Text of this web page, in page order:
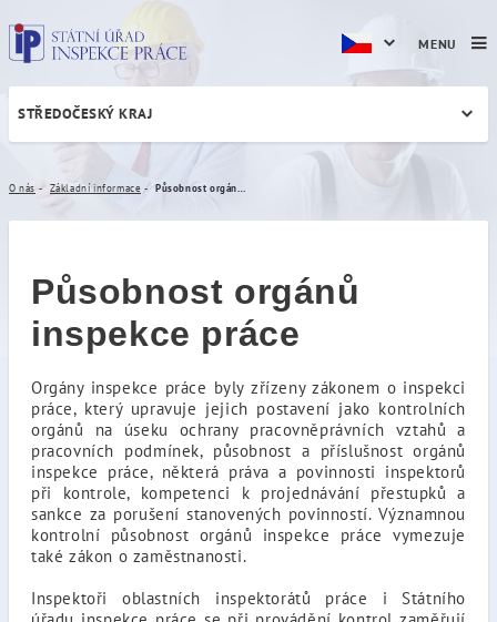
Působnost orgánu
STŘEDOČESKÝ KRAJ
O nás Základní informace
Působnost orgánů
inspekce práce
Orgány inspekce práce byly zřízeny zákonem o inspekci
práce, který upravuje jejich postavení jako kontrolních
orgánů na úseku ochrany pracovněprávních vztahů a
pracovních podmínek, působnost a příslušnost orgánů
inspekce práce, některá práva a povinnosti inspektorů
při kontrole, kompetenci k projednávání přestupků a
sankce za porušení stanovených povinností. Významnou
kontrolní působnost orgánů inspekce práce vymezuje
také zákon o zaměstnanosti.
Inspektoři oblastních inspektorátů práce i Státního
MENU